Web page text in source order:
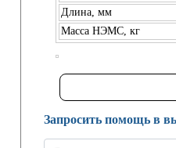
Длина, мм
Масса НЭМС, кг
Запросить помощь в